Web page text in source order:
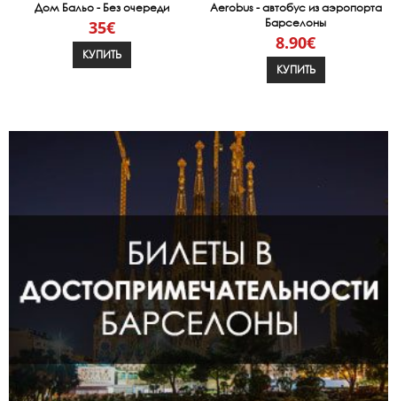
Дом Бальо - Без очереди
35€
КУПИТЬ
Aerobus - автобус из аэропорта
Барселоны
8.90€
КУПИТЬ